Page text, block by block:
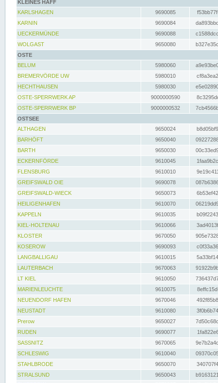
KLEINES HAFF
KARLSHAGEN
9690085
KARNIN
9690084
UECKERMÜNDE
9690088
WOLGAST
9650080
OSTE
BELUM
5980060
BREMERVÖRDE UW
5980010
HECHTHAUSEN
5980030
OSTE-SPERRWERK AP
9000000590
OSTE-SPERRWERK BP
9000000532
OSTSEE
ALTHAGEN
9650024
BARHÖFT
9650040
BARTH
9650030
ECKERNFÖRDE
9610045
FLENSBURG
9610010
GREIFSWALD OIE
9690078
GREIFSWALD-WIECK
9650073
HEILIGENHAFEN
9610070
KAPPELN
9610035
KIEL-HOLTENAU
9610066
KLOSTER
9670050
KOSEROW
9690093
LANGBALLIGAU
9610015
LAUTERBACH
9670063
LT KIEL
9610050
MARIENLEUCHTE
9610075
NEUENDORF HAFEN
9670046
NEUSTADT
9610080
Prerow
9650027
RUDEN
9690077
SASSNITZ
9670065
SCHLESWIG
9610040
STAHLBRODE
9650070
STRALSUND
9650043